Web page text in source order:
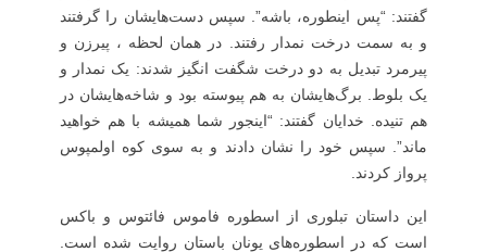
گفتند: “پس اینطوره، باشه”. سپس دست‌هایشان را گرفتند
و به سمت درخت نمدار رفتند. در همان لحظه ، پیرزن و
پیرمرد تبدیل به دو درخت شگفت انگیز شدند: یک نمدار و
یک بلوط. برگ‌هایشان به هم پیوسته بود و شاخه‌هایشان در
هم تنیده. خدایان گفتند: “اینجور شما همیشه با هم خواهید
ماند”. سپس خود را نشان دادند و به سوی کوه اولمپوس
پرواز کردند.
این داستان تبلوری از اسطوره فاموس فائتوس و باکس
است که در اسطوره‌های یونان باستان روایت شده است.